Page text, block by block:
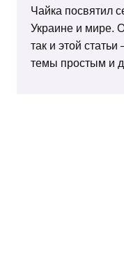
Чайка посвятил
Украине и мире.
так и этой
темы простым и